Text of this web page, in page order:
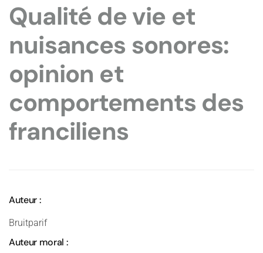
Qualité de vie et
nuisances sonores:
opinion et
comportements des
franciliens
Auteur :
Bruitparif
Auteur moral :